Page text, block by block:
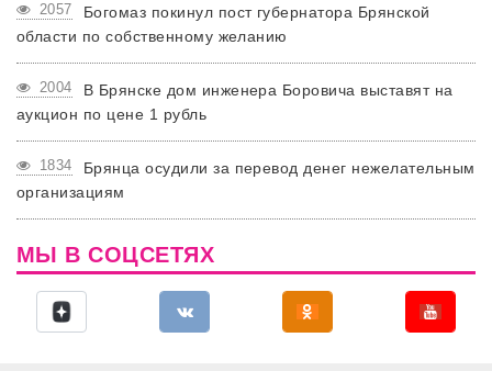
2057
Богомаз покинул пост губернатора Брянской
области по собственному желанию
2004
В Брянске дом инженера Боровича выставят на
аукцион по цене 1 рубль
1834
Брянца осудили за перевод денег нежелательным
организациям
МЫ В СОЦСЕТЯХ